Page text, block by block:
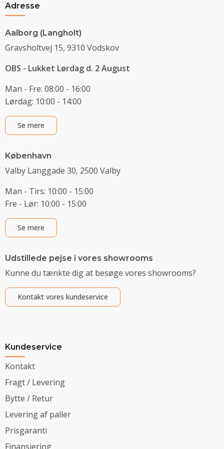
Adresse
Aalborg (Langholt)
Gravsholtvej 15, 9310 Vodskov
OBS - Lukket Lørdag d. 2 August
Man - Fre: 08:00 - 16:00
Lørdag: 10:00 - 14:00
Se mere
København
Valby Langgade 30, 2500 Valby
Man - Tirs: 10:00 - 15:00
Fre - Lør: 10:00 - 15:00
Se mere
Udstillede pejse i vores showrooms
Kunne du tænkte dig at besøge vores showrooms?
Kontakt vores kundeservice
Kundeservice
Kontakt
Fragt / Levering
Bytte / Retur
Levering af paller
Prisgaranti
Finansiering